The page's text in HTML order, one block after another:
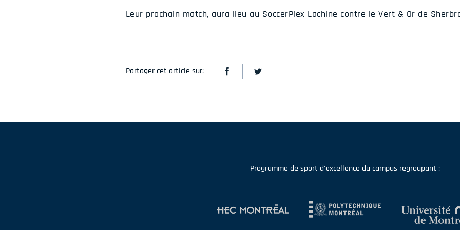
Leur prochain match, aura lieu au SoccerPlex Lachine contre le Vert & Or de
Partager cet article sur:
Programme de sport d'excellence du campus regroupant :